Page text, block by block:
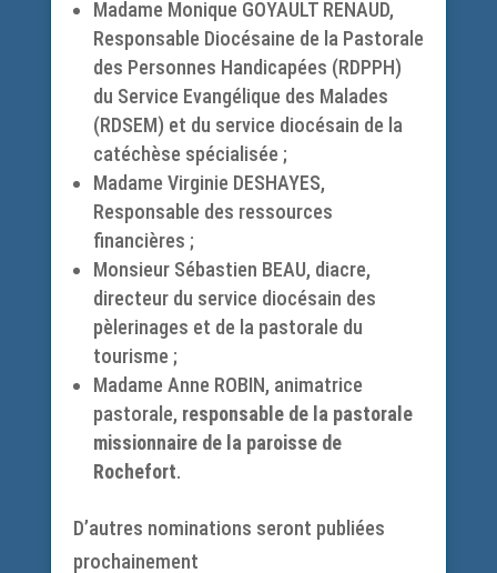
Madame Monique GOYAULT RENAUD,
Responsable Diocésaine de la Pastorale
des Personnes Handicapées (RDPPH)
du Service Evangélique des Malades
(RDSEM) et du service diocésain de la
catéchèse spécialisée ;
Madame Virginie DESHAYES,
Responsable des ressources
financières ;
Monsieur Sébastien BEAU, diacre,
directeur du service diocésain des
pèlerinages et de la pastorale du
tourisme ;
Madame Anne ROBIN, animatrice
pastorale, responsable de la pastorale
missionnaire de la paroisse de
Rochefort.
D’autres nominations seront publiées
prochainement